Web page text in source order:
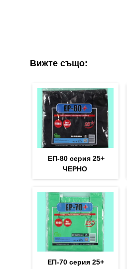
Вижте също:
ЕП-80 серия 25+
ЧЕРНО
ЕП-70 серия 25+